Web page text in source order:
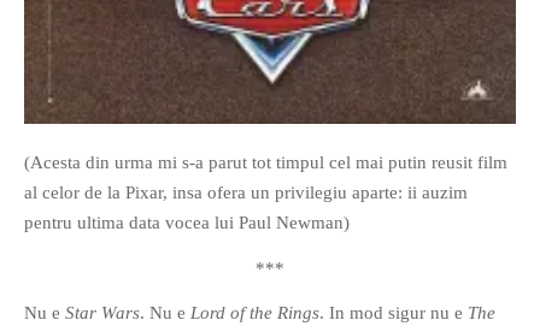
(Acesta din urma mi s-a parut tot timpul cel mai putin reusit film
al celor de la Pixar, insa ofera un privilegiu aparte: ii auzim
pentru ultima data vocea lui Paul Newman)
***
Nu e Star Wars. Nu e Lord of the Rings. In mod sigur nu e The